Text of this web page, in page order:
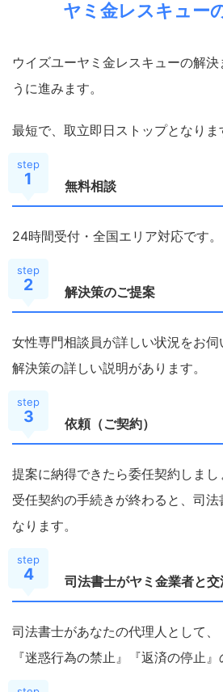
ヤミ金レスキュー
ウイズユーヤミ金レスキューの解
うに進みます。
最短で、取立即日ストップとなりま
step
1 無料相談
24時間受付・全国エリア対応です。
step
2 解決策のご提案
女性専門相談員が詳しい状況をお伺
解決策の詳しい説明があります。
step
3 依頼（ご契約）
提案に納得できたら委任契約しまし
受任契約の手続きが終わると、司
なります。
step
4 司法書士がヤミ金業者と交
司法書士があなたの代理人として、
『迷惑行為の禁止』『返済の停止』